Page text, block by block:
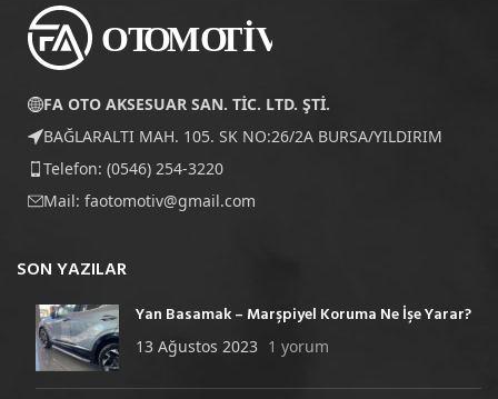
FA OTO AKSESUAR SAN. TİC. LTD. ŞTİ.
BAĞLARALTI MAH. 105. SK NO:26/2A BURSA/YILDIRIM
Telefon: (0546) 254-3220
Mail: faotomotiv@gmail.com
SON YAZILAR
Yan Basamak – Marşpiyel Koruma Ne İşe Yarar?
13 Ağustos 2023 1 yorum